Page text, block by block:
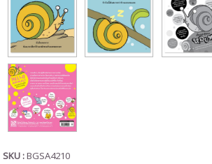
SKU :BGSA4210